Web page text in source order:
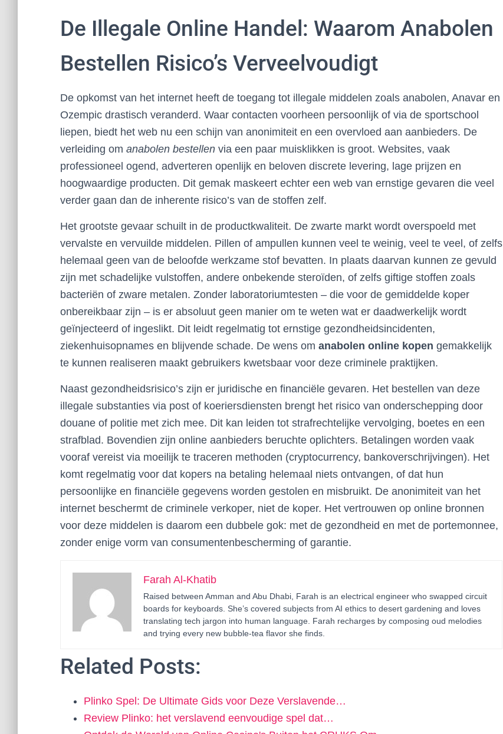
De Illegale Online Handel: Waarom Anabolen
Bestellen Risico’s Verveelvoudigt
De opkomst van het internet heeft de toegang tot illegale middelen zoals anabolen, Anavar en
Ozempic drastisch veranderd. Waar contacten voorheen persoonlijk of via de sportschool
liepen, biedt het web nu een schijn van anonimiteit en een overvloed aan aanbieders. De
verleiding om anabolen bestellen via een paar muisklikken is groot. Websites, vaak
professioneel ogend, adverteren openlijk en beloven discrete levering, lage prijzen en
hoogwaardige producten. Dit gemak maskeert echter een web van ernstige gevaren die veel
verder gaan dan de inherente risico’s van de stoffen zelf.
Het grootste gevaar schuilt in de productkwaliteit. De zwarte markt wordt overspoeld met
vervalste en vervuilde middelen. Pillen of ampullen kunnen veel te weinig, veel te veel, of zelfs
helemaal geen van de beloofde werkzame stof bevatten. In plaats daarvan kunnen ze gevuld
zijn met schadelijke vulstoffen, andere onbekende steroïden, of zelfs giftige stoffen zoals
bacteriën of zware metalen. Zonder laboratoriumtesten – die voor de gemiddelde koper
onbereikbaar zijn – is er absoluut geen manier om te weten wat er daadwerkelijk wordt
geïnjecteerd of ingeslikt. Dit leidt regelmatig tot ernstige gezondheidsincidenten,
ziekenhuisopnames en blijvende schade. De wens om anabolen online kopen gemakkelijk
te kunnen realiseren maakt gebruikers kwetsbaar voor deze criminele praktijken.
Naast gezondheidsrisico’s zijn er juridische en financiële gevaren. Het bestellen van deze
illegale substanties via post of koeriersdiensten brengt het risico van onderschepping door
douane of politie met zich mee. Dit kan leiden tot strafrechtelijke vervolging, boetes en een
strafblad. Bovendien zijn online aanbieders beruchte oplichters. Betalingen worden vaak
vooraf vereist via moeilijk te traceren methoden (cryptocurrency, bankoverschrijvingen). Het
komt regelmatig voor dat kopers na betaling helemaal niets ontvangen, of dat hun
persoonlijke en financiële gegevens worden gestolen en misbruikt. De anonimiteit van het
internet beschermt de criminele verkoper, niet de koper. Het vertrouwen op online bronnen
voor deze middelen is daarom een dubbele gok: met de gezondheid en met de portemonnee,
zonder enige vorm van consumentenbescherming of garantie.
Farah Al-Khatib
Raised between Amman and Abu Dhabi, Farah is an electrical engineer who swapped circuit
boards for keyboards. She’s covered subjects from AI ethics to desert gardening and loves
translating tech jargon into human language. Farah recharges by composing oud melodies
and trying every new bubble-tea flavor she finds.
Related Posts:
Plinko Spel: De Ultimate Gids voor Deze Verslavende…
Review Plinko: het verslavend eenvoudige spel dat…